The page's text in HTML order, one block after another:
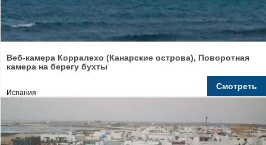
Веб-камера Корралехо (Канарские острова), Поворотная
камера на берегу бухты
Испания
Смотреть